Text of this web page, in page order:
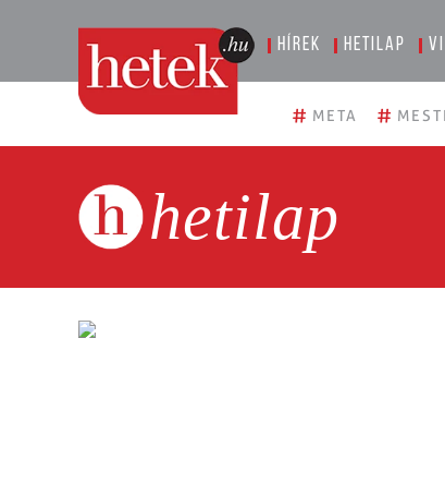
Hírek Hetilap
# META #
hetilap